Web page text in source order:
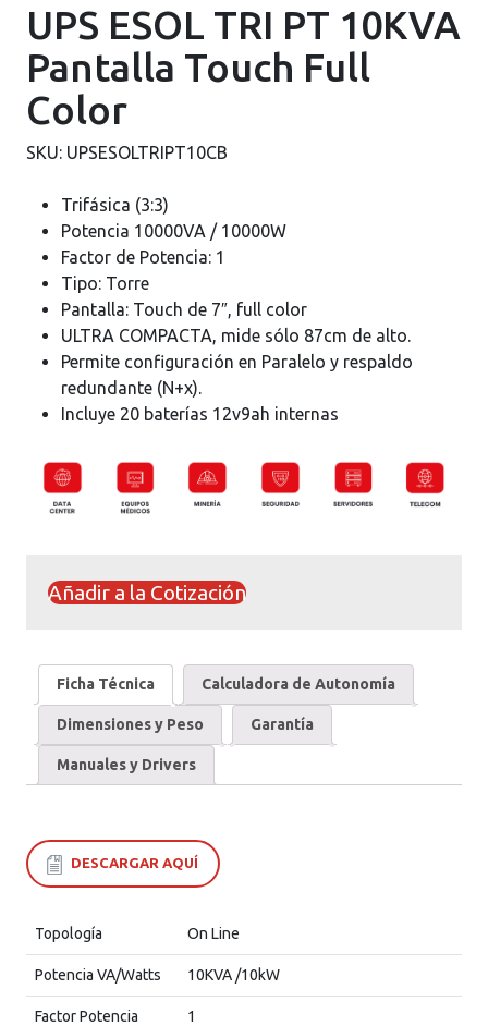
UPS ESOL TRI PT 10KVA
Pantalla Touch Full
Color
SKU: UPSESOLTRIPT10CB
Trifásica (3:3)
Potencia 10000VA / 10000W
Factor de Potencia: 1
Tipo: Torre
Pantalla: Touch de 7″, full color
ULTRA COMPACTA, mide sólo 87cm de alto.
Permite configuración en Paralelo y respaldo
redundante (N+x).
Incluye 20 baterías 12v9ah internas
Añadir a la Cotización
Ficha Técnica Calculadora de Autonomía
Dimensiones y Peso Garantía
Manuales y Drivers
DESCARGAR AQUÍ
Topología On Line
Potencia VA/Watts 10KVA /10kW
Factor Potencia
1